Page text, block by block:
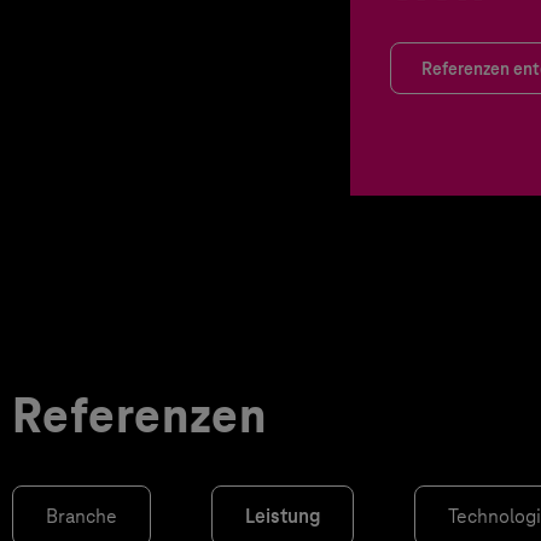
Referenzen
Referenzen
Branche Leistung